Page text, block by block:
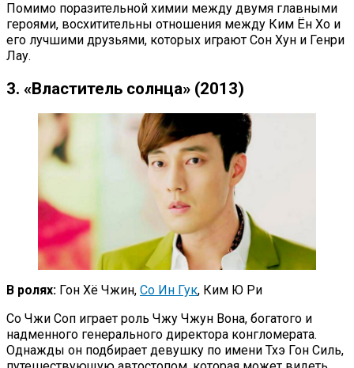
Помимо поразительной химии между двумя главными
героями, восхитительны отношения между Ким Ён Хо и
его лучшими друзьями, которых играют Сон Хун и Генри
Лау.
3. «Властитель солнца» (2013)
В ролях: Гон Хё Чжин, Со Ин Гук, Ким Ю Ри
Со Чжи Соп играет роль Чжу Чжун Вона, богатого и
надменного генерального директора конгломерата.
Однажды он подбирает девушку по имени Тхэ Гон Силь,